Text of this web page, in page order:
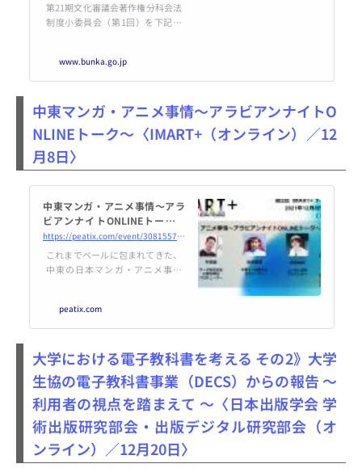
第21期文化審議会著作権分科会法
制度小委員会（第1回）を下記の
www.bunka.go.jp
中東マンガ・アニメ事情～アラビアンナイトO
NLINEトーク～〈IMART+（オンライン）／12
月8日〉
中東マンガ・アニメ事情～アラ
ビアンナイトONLINEトーク～
@IMART+
https://peatix.com/event/3081557/view
これまでベールに包まれてきた、
中東の日本マンガ・アニメ事情
人に中東ローカル事情の難しさと
将来性を語っていただきます。...
icket.
peatix.com
大学における電子教科書を考える その2》大学
生協の電子教科書事業（DECS）からの報告 ～
利用者の視点を踏まえて ～〈日本出版学会 学
術出版研究部会・出版デジタル研究部会（オ
ンライン）／12月20日〉